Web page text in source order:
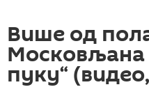
Више од
Московљана
пуку“